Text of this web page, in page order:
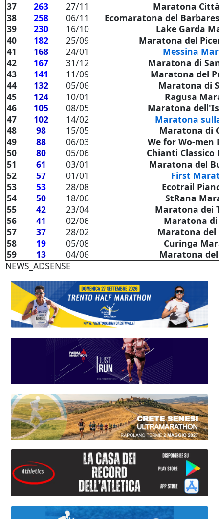
37
263 27/11
Maratona
38
258 06/11
Ecomaratona del
39
230 16/10
Lake Garda
40
182 25/09
Maratona del
41
168 24/01
Messina
42
167 31/12
Maratona di
43
141 11/09
Maratona del
44
132 05/06
Maratona di
45
124 10/01
Ragusa
46
105 08/05
Maratona
47
102 14/02
Maratona
48
98 15/05
Maratona di
49
88 06/03
We for Wo-
50
80 05/06
Chianti
51
61 03/01
Maratona del
52
57 01/01
First
53
53 28/08
Ecotrail
54
50 18/06
StRana
55
42 23/04
Maratona dei
56
41 02/06
Maratona di
57
37 28/02
Maratona del
58
19 05/08
Curinga
59
13 04/06
Maratona
NEWS_ADSENSE